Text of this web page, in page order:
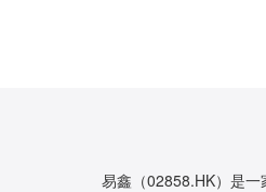
易鑫（02858.HK）是